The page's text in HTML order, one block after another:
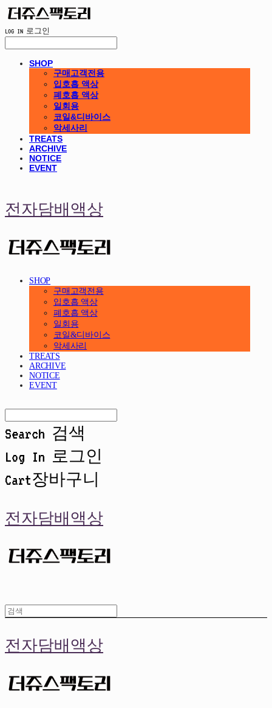
LOG IN 로그인
SHOP
구매고객전용
입호흡 액상
폐호흡 액상
일회용
코일&디바이스
악세사리
TREATS
ARCHIVE
NOTICE
EVENT
전자담배액상
SHOP
구매고객전용
입호흡 액상
폐호흡 액상
일회용
코일&디바이스
악세사리
TREATS
ARCHIVE
NOTICE
EVENT
Search 검색
Log In 로그인
Cart장바구니
전자담배액상
전자담배액상